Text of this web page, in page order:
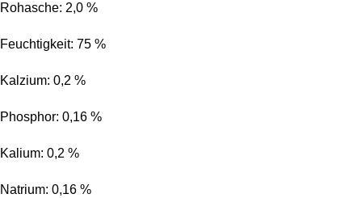
Rohasche: 2,0 %
Feuchtigkeit: 75 %
Kalzium: 0,2 %
Phosphor: 0,16 %
Kalium: 0,2 %
Natrium: 0,16 %